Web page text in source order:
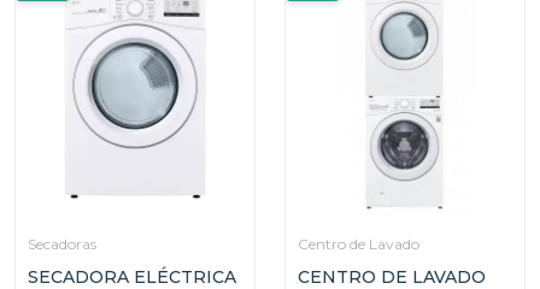
Secadoras
SECADORA ELÉCTRICA
Centro de Lavado
CENTRO DE LAVADO